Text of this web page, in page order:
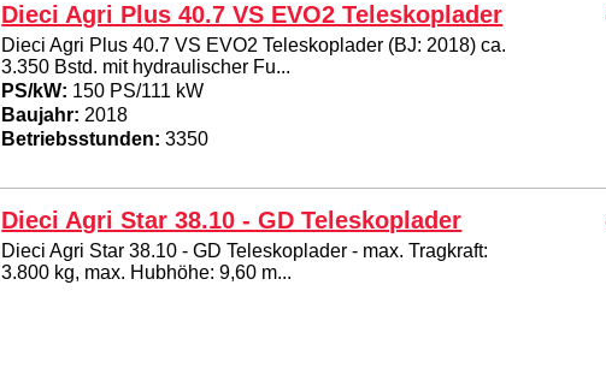
Dieci Agri Plus 40.7 VS EVO2 Teleskoplader
Dieci Agri Plus 40.7 VS EVO2 Teleskoplader (BJ: 2018) ca.
3.350 Bstd. mit hydraulischer Fu...
PS/kW: 150 PS/111 kW
Baujahr: 2018
Betriebsstunden: 3350
Dieci Agri Star 38.10 - GD Teleskoplader
Dieci Agri Star 38.10 - GD Teleskoplader - max. Tragkraft:
3.800 kg, max. Hubhöhe: 9,60 m...